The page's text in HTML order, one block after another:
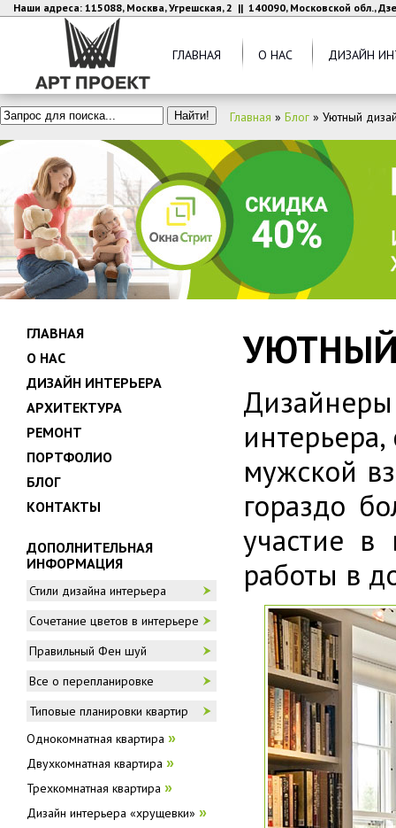
Наши адреса: 115088, Москва, Угрешская, 2 || 140090, Московской обл.,
ГЛАВНАЯ О НАС ДИЗАЙН
Главная » Блог » Уютный
УЮТНЫЙ
мужской
гораздо
участие в
работы в
ГЛАВНАЯ
О НАС
ДИЗАЙН ИНТЕРЬЕРА
АРХИТЕКТУРА
РЕМОНТ
ПОРТФОЛИО
БЛОГ
КОНТАКТЫ
ДОПОЛНИТЕЛЬНАЯ
ИНФОРМАЦИЯ
Стили дизайна интерьера
Сочетание цветов в интерьере
Правильный Фен шуй
Все о перепланировке
Типовые планировки квартир
Однокомнатная квартира »
Двухкомнатная квартира »
Трехкомнатная квартира »
Дизайн интерьера «хрущевки» »